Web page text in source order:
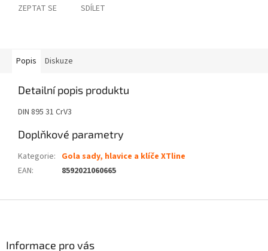
ZEPTAT SE SDÍLET
Popis Diskuze
Detailní popis produktu
DIN 895 31 CrV3
Doplňkové parametry
Kategorie: Gola sady, hlavice a klíče XTline
EAN: 8592021060665
Informace pro vás